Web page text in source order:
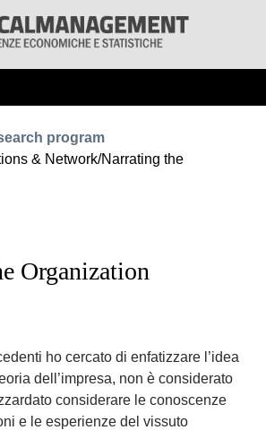
program
& Network/Narrating the
Organization
ho cercato di enfatizzare l’idea
dell’impresa, non è considerato
considerare le conoscenze
e le esperienze del vissuto